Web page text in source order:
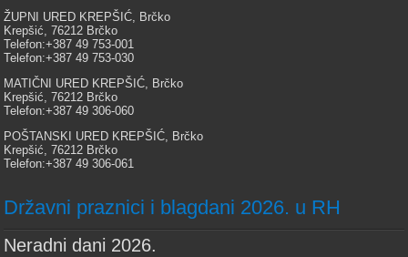
ŽUPNI URED KREPŠIĆ, Brčko
Krepšić, 76212 Brčko
Telefon:+387 49 753-001
Telefon:+387 49 753-030
MATIČNI URED KREPŠIĆ, Brčko
Krepšić, 76212 Brčko
Telefon:+387 49 306-060
POŠTANSKI URED KREPŠIĆ, Brčko
Krepšić, 76212 Brčko
Telefon:+387 49 306-061
Državni praznici i blagdani 2026. u RH
Neradni dani 2026.